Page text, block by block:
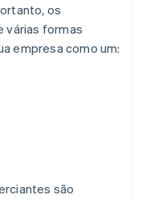
os
várias formas
empresa como um:
são